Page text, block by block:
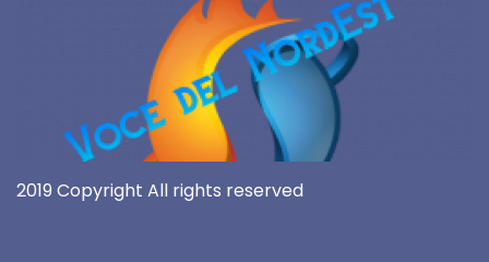
2019 Copyright All rights reserved